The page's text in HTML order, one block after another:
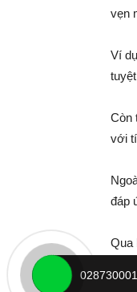
vẹn
Ví
Còn
với
đáp
Qua
nó